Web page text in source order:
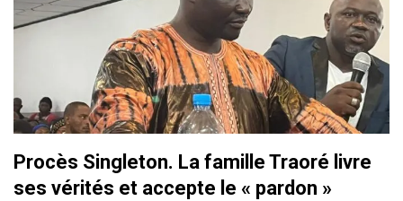
Procès Singleton. La famille Traoré livre
ses vérités et accepte le « pardon »